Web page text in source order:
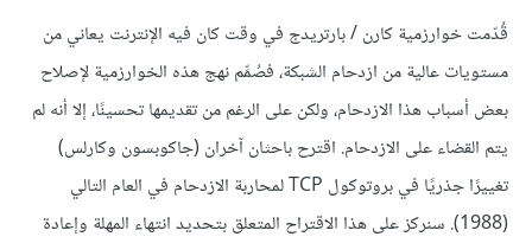
قُدّمت خوارزمية كارن / بارتريدج في وقت كان فيه الإنترنت يعاني من
مستويات عالية من ازدحام الشبكة، فصُمِّم نهج هذه الخوارزمية لإصلاح
بعض أسباب هذا الازدحام، ولكن على الرغم من تقديمها تحسينًا، إلا أنه لم
يتم القضاء على الازدحام. اقترح باحثان آخران (جاكوبسون وكارلس)
تغييرًا جذريًا في بروتوكول TCP لمحاربة الازدحام في العام التالي
(1988). سنركز على هذا الاقتراح المتعلق بتحديد انتهاء المهلة وإعادة